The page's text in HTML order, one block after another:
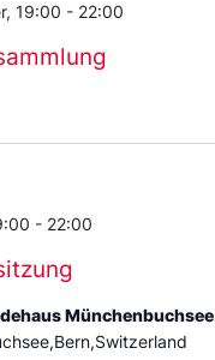
19:00 - 22:00
- 22:00
Münchenbuchsee